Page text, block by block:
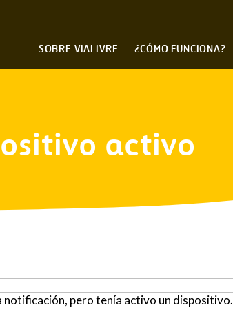
SOBRE VIALIVRE ¿CÓMO FUNCIONA?
activo
notificación, pero tenía activo un dispositivo.